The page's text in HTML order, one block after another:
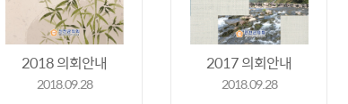
2018 의회안내
2018.09.28
2017 의회안내
2018.09.28